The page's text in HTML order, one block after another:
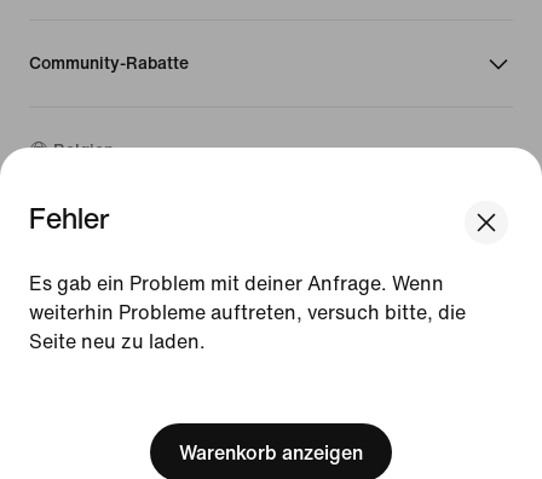
Fehler
Es gab ein Problem mit deiner Anfrage. Wenn
weiterhin Probleme auftreten, versuch bitte, die
Seite neu zu laden.
Warenkorb anzeigen
Community-Rabatte
Belgien
© 2026Nike, Inc. Alle Rechte vorbehalten
Nutzungsbedingungen
Verkaufsbedingungen
Impressum